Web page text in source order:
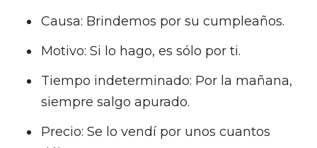
Causa: Brindemos por su cumpleaños.
Motivo: Si lo hago, es sólo por ti.
Tiempo indeterminado: Por la mañana,
siempre salgo apurado.
Precio: Se lo vendí por unos cuantos